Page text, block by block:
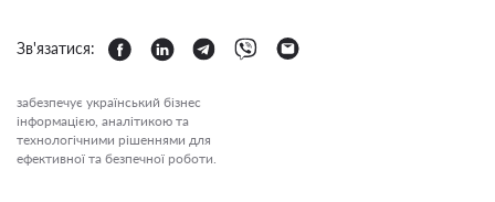
Зв'язатися:
забезпечує український бізнес
інформацією, аналітикою та
технологічними рішеннями для
ефективної та безпечної роботи.